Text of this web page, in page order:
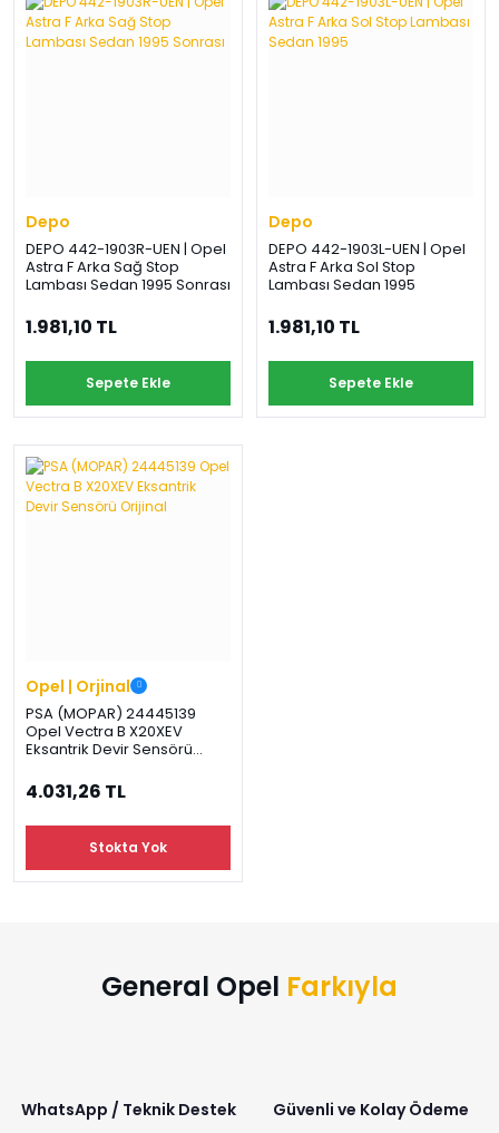
OCP
K
›
Ş
›
A
›
Depo
DEPO 442-1903R-UEN | Opel
Astra F Arka Sağ Stop
Lambası Sedan 1995 Sonrası
1.981,10 TL
Sepete Ekle
Depo
DEPO 442-1903L-UEN | Opel
Astra F Arka Sol Stop
Lambası Sedan 1995
1.981,10 TL
Sepete Ekle
Opel | Orjinal
PSA (MOPAR) 24445139
Opel Vectra B X20XEV
Eksantrik Devir Sensörü
4.031,26 TL
Stokta Yok
General Opel Farkıyla
WhatsApp / Teknik Destek Güvenli ve Kolay Ödeme